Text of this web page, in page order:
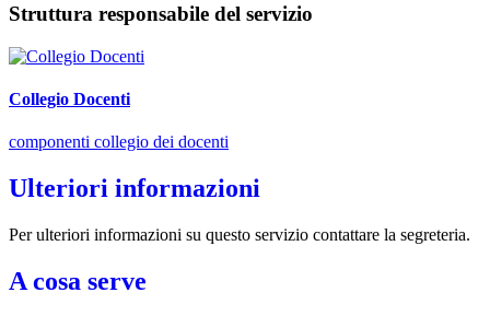
Struttura responsabile del servizio
Collegio Docenti
componenti collegio dei docenti
Ulteriori informazioni
Per ulteriori informazioni su questo servizio contattare la segreteria.
A cosa serve